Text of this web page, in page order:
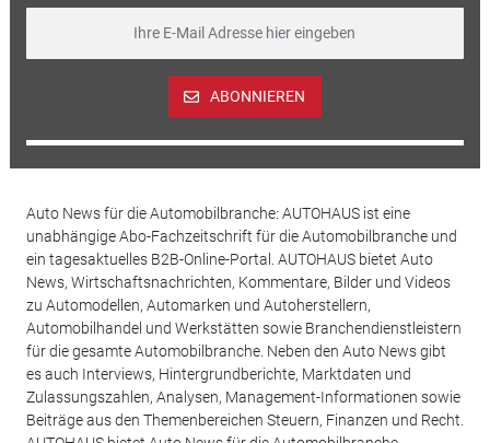
ABONNIEREN
Auto News für die Automobilbranche: AUTOHAUS ist eine
unabhängige Abo-Fachzeitschrift für die Automobilbranche und
ein tagesaktuelles B2B-Online-Portal. AUTOHAUS bietet Auto
News, Wirtschaftsnachrichten, Kommentare, Bilder und Videos
zu Automodellen, Automarken und Autoherstellern,
Automobilhandel und Werkstätten sowie Branchendienstleistern
für die gesamte Automobilbranche. Neben den Auto News gibt
es auch Interviews, Hintergrundberichte, Marktdaten und
Zulassungszahlen, Analysen, Management-Informationen sowie
Beiträge aus den Themenbereichen Steuern, Finanzen und Recht.